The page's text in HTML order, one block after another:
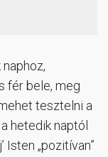
fér bele, meg
tesztelni a
hetedik naptól
Isten „pozitívan”